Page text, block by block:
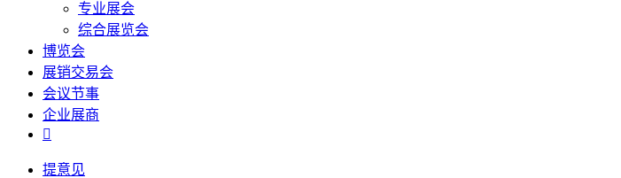
专业展会
综合展览会
博览会
展销交易会
会议节事
企业展商

提意见